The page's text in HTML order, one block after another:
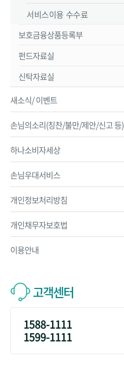
서비스이용 수수료
보호금융상품등록부
펀드자료실
신탁자료실
새소식/ 이벤트
손님의소리(칭찬/불만/제안/신고 등)
하나소비자세상
손님우대서비스
개인정보처리방침
개인채무자보호법
이용안내
고객센터
1588-1111
1599-1111